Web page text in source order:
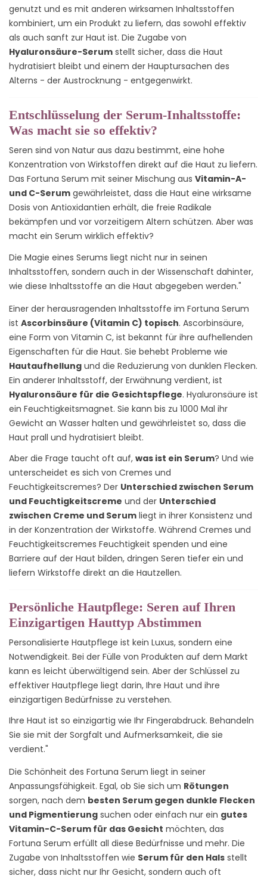
genutzt und es mit anderen wirksamen Inhaltsstoffen
kombiniert, um ein Produkt zu liefern, das sowohl effektiv
als auch sanft zur Haut ist. Die Zugabe von
Hyaluronsäure-Serum stellt sicher, dass die Haut
hydratisiert bleibt und einem der Hauptursachen des
Alterns - der Austrocknung - entgegenwirkt.
Entschlüsselung der Serum-Inhaltsstoffe:
Was macht sie so effektiv?
Seren sind von Natur aus dazu bestimmt, eine hohe
Konzentration von Wirkstoffen direkt auf die Haut zu liefern.
Das Fortuna Serum mit seiner Mischung aus Vitamin-A-
und C-Serum gewährleistet, dass die Haut eine wirksame
Dosis von Antioxidantien erhält, die freie Radikale
bekämpfen und vor vorzeitigem Altern schützen. Aber was
macht ein Serum wirklich effektiv?
Die Magie eines Serums liegt nicht nur in seinen
Inhaltsstoffen, sondern auch in der Wissenschaft dahinter,
wie diese Inhaltsstoffe an die Haut abgegeben werden."
Einer der herausragenden Inhaltsstoffe im Fortuna Serum
ist Ascorbinsäure (Vitamin C) topisch. Ascorbinsäure,
eine Form von Vitamin C, ist bekannt für ihre aufhellenden
Eigenschaften für die Haut. Sie behebt Probleme wie
Hautaufhellung und die Reduzierung von dunklen Flecken.
Ein anderer Inhaltsstoff, der Erwähnung verdient, ist
Hyaluronsäure für die Gesichtspflege. Hyaluronsäure ist
ein Feuchtigkeitsmagnet. Sie kann bis zu 1000 Mal ihr
Gewicht an Wasser halten und gewährleistet so, dass die
Haut prall und hydratisiert bleibt.
Aber die Frage taucht oft auf, was ist ein Serum? Und wie
unterscheidet es sich von Cremes und
Feuchtigkeitscremes? Der Unterschied zwischen Serum
und Feuchtigkeitscreme und der Unterschied
zwischen Creme und Serum liegt in ihrer Konsistenz und
in der Konzentration der Wirkstoffe. Während Cremes und
Feuchtigkeitscremes Feuchtigkeit spenden und eine
Barriere auf der Haut bilden, dringen Seren tiefer ein und
liefern Wirkstoffe direkt an die Hautzellen.
Persönliche Hautpflege: Seren auf Ihren
Einzigartigen Hauttyp Abstimmen
Personalisierte Hautpflege ist kein Luxus, sondern eine
Notwendigkeit. Bei der Fülle von Produkten auf dem Markt
kann es leicht überwältigend sein. Aber der Schlüssel zu
effektiver Hautpflege liegt darin, Ihre Haut und ihre
einzigartigen Bedürfnisse zu verstehen.
Ihre Haut ist so einzigartig wie Ihr Fingerabdruck. Behandeln
Sie sie mit der Sorgfalt und Aufmerksamkeit, die sie
verdient."
Die Schönheit des Fortuna Serum liegt in seiner
Anpassungsfähigkeit. Egal, ob Sie sich um Rötungen
sorgen, nach dem besten Serum gegen dunkle Flecken
und Pigmentierung suchen oder einfach nur ein gutes
Vitamin-C-Serum für das Gesicht möchten, das
Fortuna Serum erfüllt all diese Bedürfnisse und mehr. Die
Zugabe von Inhaltsstoffen wie Serum für den Hals stellt
sicher, dass nicht nur Ihr Gesicht, sondern auch oft